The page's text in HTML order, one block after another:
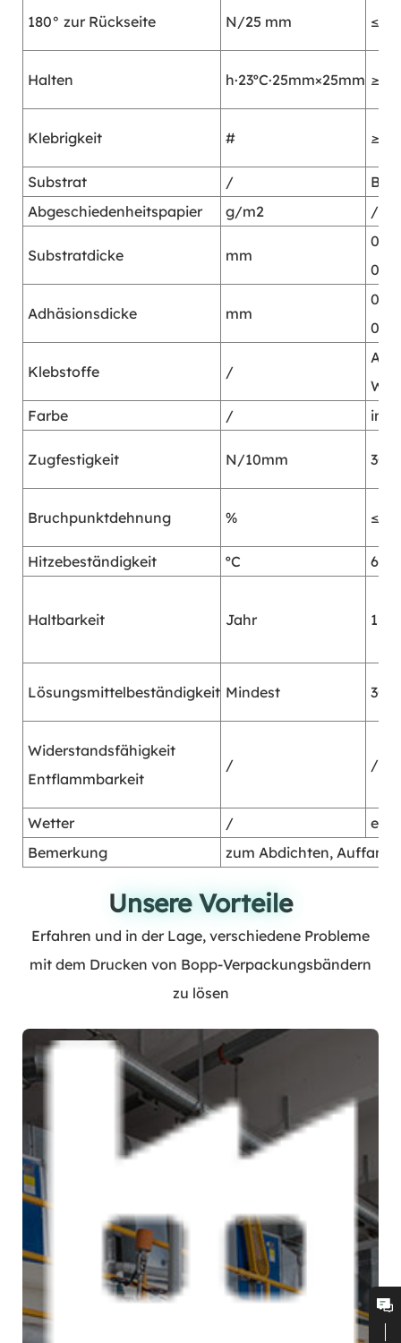
180° zur Rückseite N/25 mm ≤3,2
Halten h·23ºC·25mm×25mm ≥12
Klebrigkeit # ≥16
Substrat /
Abgeschiedenheitspapier
g/m2 /
Substratdicke mm
Adhäsionsdicke mm
Klebstoffe /
Farbe
/
Zugfestigkeit N/10mm 30
Bruchpunktdehnung %
Hitzebeständigkeit ºC 60
Haltbarkeit Jahr 1
Lösungsmittelbeständigkeit Mindest 30
Widerstandsfähigkeit
Entflammbarkeit
/ /
Wetter /
Bemerkung
zum Abdichten,
Unsere Vorteile
Unsere Vorteile
Erfahren und in der Lage, verschiedene Probleme
mit dem Drucken von Bopp-Verpackungsbändern
zu lösen